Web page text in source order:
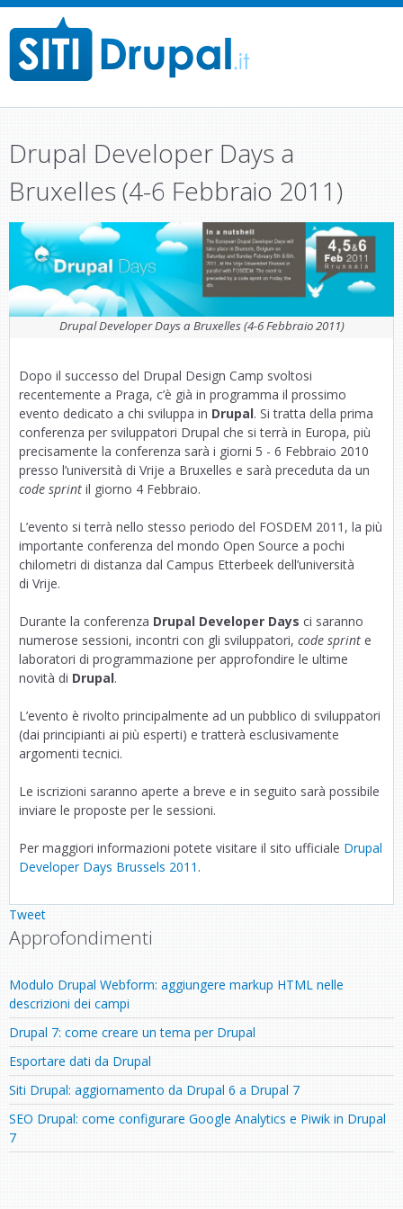
M
a
m
e
n
u
Drupal Developer Days a
Bruxelles (4-6 Febbraio 2011)
Drupal Developer Days a Bruxelles (4-6 Febbraio 2011)
Dopo il successo del Drupal Design Camp svoltosi
recentemente a Praga, c’è già in programma il prossimo
evento dedicato a chi sviluppa in Drupal. Si tratta della prima
conferenza per sviluppatori Drupal che si terrà in Europa, più
precisamente la conferenza sarà i giorni 5 - 6 Febbraio 2010
presso l’università di Vrije a Bruxelles e sarà preceduta da un
code sprint il giorno 4 Febbraio.
L’evento si terrà nello stesso periodo del FOSDEM 2011, la più
importante conferenza del mondo Open Source a pochi
chilometri di distanza dal Campus Etterbeek dell’università
di Vrije.
Durante la conferenza Drupal Developer Days ci saranno
numerose sessioni, incontri con gli sviluppatori, code sprint e
laboratori di programmazione per approfondire le ultime
novità di Drupal.
L’evento è rivolto principalmente ad un pubblico di sviluppatori
(dai principianti ai più esperti) e tratterà esclusivamente
argomenti tecnici.
Le iscrizioni saranno aperte a breve e in seguito sarà possibile
inviare le proposte per le sessioni.
Per maggiori informazioni potete visitare il sito ufficiale Drupal
Developer Days Brussels 2011 .
Tweet
Approfondimenti
Modulo Drupal Webform: aggiungere markup HTML nelle
descrizioni dei campi
Drupal 7: come creare un tema per Drupal
Esportare dati da Drupal
Siti Drupal: aggiornamento da Drupal 6 a Drupal 7
SEO Drupal: come configurare Google Analytics e Piwik in Drupal
7